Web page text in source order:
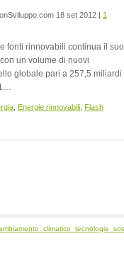
18 set 2012 | 1
fonti rinnovabili continua il suo
un volume di nuovi
globale pari a 257,5 miliardi
Energie rinnovabili Flash